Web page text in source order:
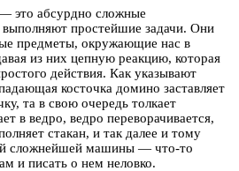
это абсурдно сложные
простейшие задачи. Они
предметы, окружающие нас в
из них цепную реакцию, которая
действия. Как указывают
косточка домино заставляет
та в свою очередь толкает
в ведро, ведро переворачивается,
стакан, и так далее и тому
сложнейшей машины — что-то
и писать о нем неловко.